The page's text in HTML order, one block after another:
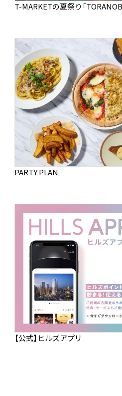
T-MARKETの夏祭り「
PARTY PLAN
【公式】ヒルズアプリ